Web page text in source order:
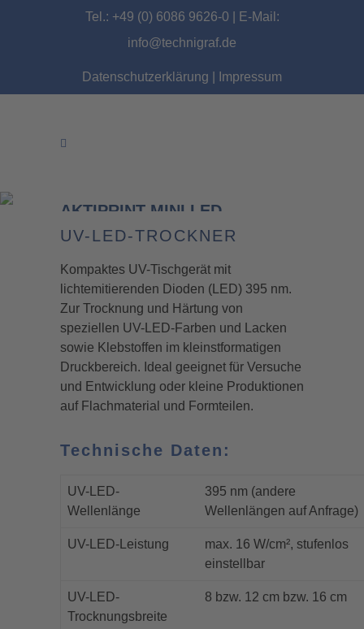
Tel.: +49 (0) 6086 9626-0 | E-Mail:
info@technigraf.de
Datenschutzerklärung Impressum
AKTIPRINT MINI LED
UV-LED-TROCKNER
Kompaktes UV-Tischgerät mit
lichtemitierenden Dioden (LED) 395 nm.
Zur Trocknung und Härtung von
speziellen UV-LED-Farben und Lacken
sowie Klebstoffen im kleinstformatigen
Druckbereich. Ideal geeignet für Versuche
und Entwicklung oder kleine Produktionen
auf Flachmaterial und Formteilen.
Technische Daten:
UV-LED-
Wellenlänge
395 nm (andere
Wellenlängen auf Anfrage)
UV-LED-Leistung
max. 16 W/cm², stufenlos
einstellbar
UV-LED-
Trocknungsbreite
8 bzw. 12 cm bzw. 16 cm